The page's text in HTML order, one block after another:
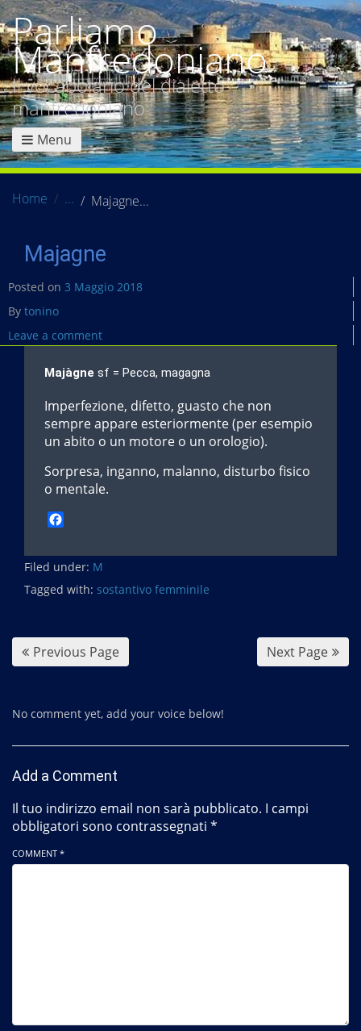
Parliamo
Manfredoniano
Il vocabolario del dialetto
manfredoniano
Menu
Home Majagne
Majagne
Posted on 3 Maggio 2018
By tonino
Leave a comment
Majàgne sf = Pecca, magagna
Imperfezione, difetto, guasto che non
sempre appare esteriormente (per esempio
un abito o un motore o un orologio).
Sorpresa, inganno, malanno, disturbo fisico
o mentale.
c
e
b
Filed under: M
Tagged with: sostantivo femminile
Previous Page Next Page
No comment yet, add your voice below!
Add a Comment
Il tuo indirizzo email non sarà pubblicato. I campi
obbligatori sono contrassegnati *
COMMENT *